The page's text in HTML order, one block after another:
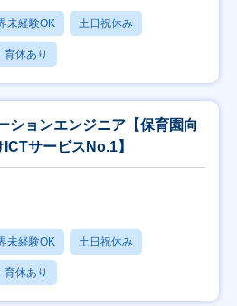
未経験OK 土日祝休み
育休あり
ションエンジニア【保育園向
サービスNo.1】
未経験OK 土日祝休み
育休あり